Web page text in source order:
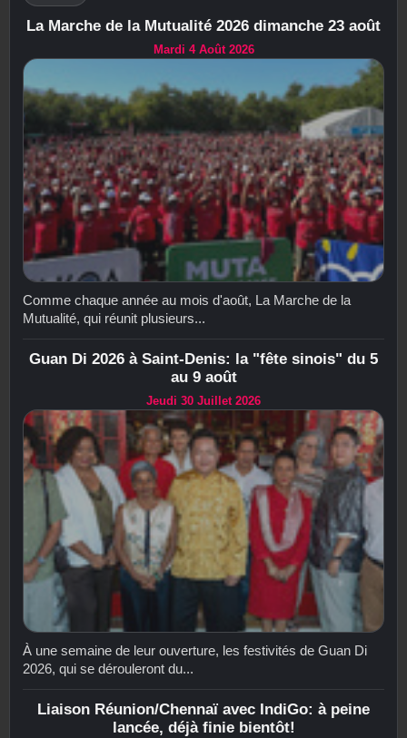
La Marche de la Mutualité 2026 dimanche 23 août
Mardi 4 Août 2026
Comme chaque année au mois d'août, La Marche de la
Mutualité, qui réunit plusieurs...
Guan Di 2026 à Saint-Denis: la "fête sinois" du 5
au 9 août
Jeudi 30 Juillet 2026
À une semaine de leur ouverture, les festivités de Guan Di
2026, qui se dérouleront du...
Liaison Réunion/Chennaï avec IndiGo: à peine
lancée, déjà finie bientôt!